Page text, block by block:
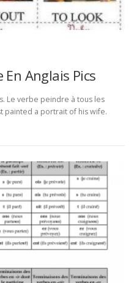
En Anglais Pics
Le verbe peindre à tous les
painted a portrait of his wife.